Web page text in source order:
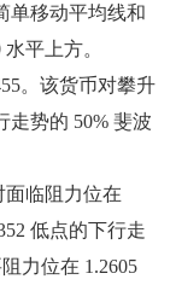
单移动平均线和
平上方。
。该货币对攀升
走势的 50% 斐波
面临阻力位在
低点的下行走
力位在 1.2605